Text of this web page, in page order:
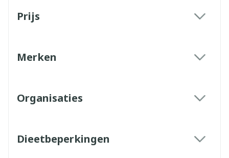
Prijs
Merken
Organisaties
Dieetbeperkingen